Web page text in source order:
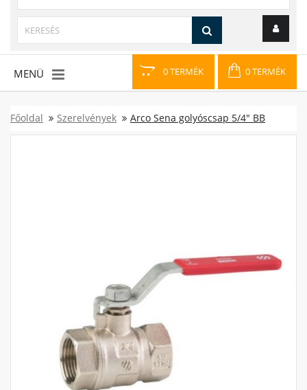
0 TERMÉK 0 TERMÉK
MENÜ
Főoldal Szerelvények Arco Sena golyóscsap 5/4" BB